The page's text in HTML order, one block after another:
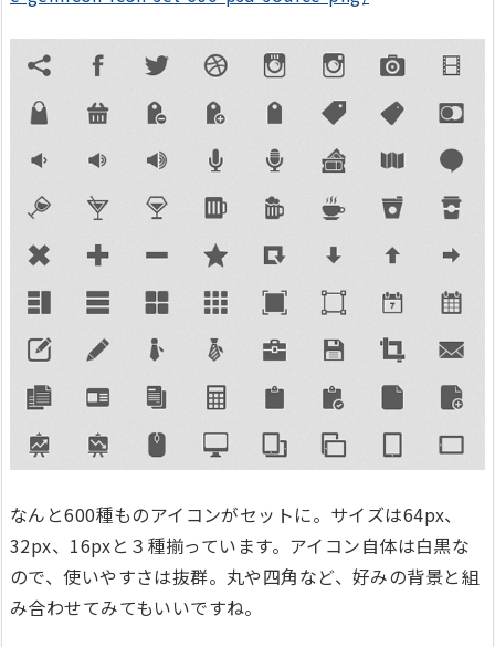
なんと600種ものアイコンがセットに。サイズは64px、
32px、16pxと３種揃っています。アイコン自体は白黒な
ので、使いやすさは抜群。丸や四角など、好みの背景と組
み合わせてみてもいいですね。